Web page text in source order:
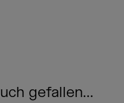
gefallen...